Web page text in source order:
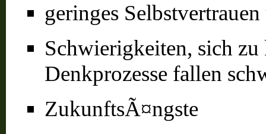
geringes
Schwierigkeiten, sich
Denkprozesse fallen
ZukunftsÃ¤ngste